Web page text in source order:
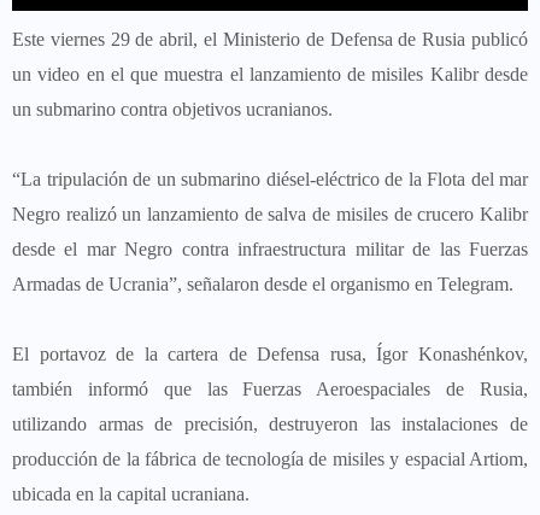
Este viernes 29 de abril, el Ministerio de Defensa de Rusia publicó
un video en el que muestra el lanzamiento de misiles Kalibr desde
un submarino contra objetivos ucranianos.
“La tripulación de un submarino diésel-eléctrico de la Flota del mar
Negro realizó un lanzamiento de salva de misiles de crucero Kalibr
desde el mar Negro contra infraestructura militar de las Fuerzas
Armadas de Ucrania”, señalaron desde el organismo en Telegram.
El portavoz de la cartera de Defensa rusa, Ígor Konashénkov,
también informó que las Fuerzas Aeroespaciales de Rusia,
utilizando armas de precisión, destruyeron las instalaciones de
producción de la fábrica de tecnología de misiles y espacial Artiom,
ubicada en la capital ucraniana.